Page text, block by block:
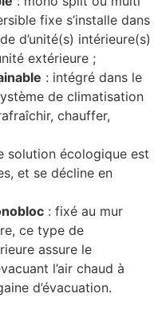
fixe s’installe dans
d’unité(s) intérieure(s)
extérieure ;
: intégré dans le
de climatisation
chauffer,
solution écologique est
et se décline en
: fixé au mur
ce type de
assure le
l’air chaud à
d’évacuation.